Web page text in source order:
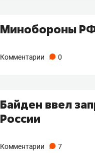
Минобороны РФ
Комментарии 0
Байден ввел
России
Комментарии 7